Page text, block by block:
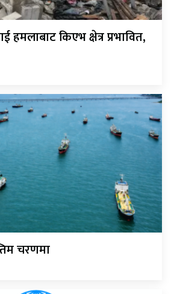
हमलाबाट किएभ क्षेत्र प्रभावित,
चरणमा